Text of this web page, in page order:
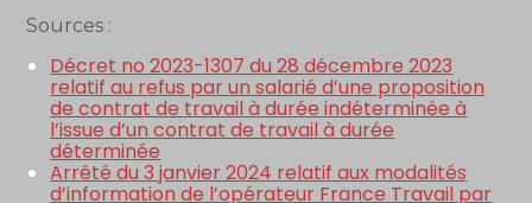
Sources :
Décret no 2023-1307 du 28 décembre 2023
relatif au refus par un salarié d’une proposition
de contrat de travail à durée indéterminée à
l’issue d’un contrat de travail à durée
déterminée
Arrêté du 3 janvier 2024 relatif aux modalités
d’information de l’opérateur France Travail par